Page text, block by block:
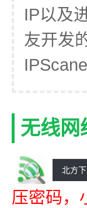
IP以及
友开发
无线网
北方
压密码，